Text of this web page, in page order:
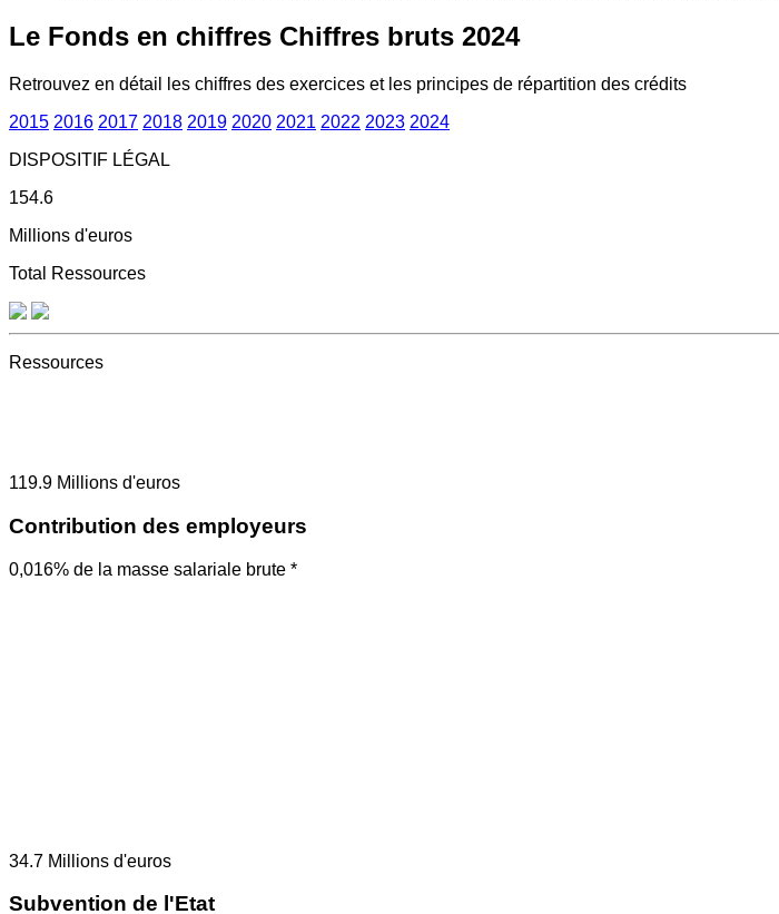
Le Fonds en chiffres Chiffres bruts 2024
Retrouvez en détail les chiffres des exercices et les principes de répartition des crédits
2015 2016 2017 2018 2019 2020 2021 2022 2023 2024
DISPOSITIF LÉGAL
154.6
Millions d'euros
Total Ressources
Ressources
119.9 Millions d'euros
Contribution des employeurs
0,016% de la masse salariale brute *
34.7 Millions d'euros
Subvention de l'Etat